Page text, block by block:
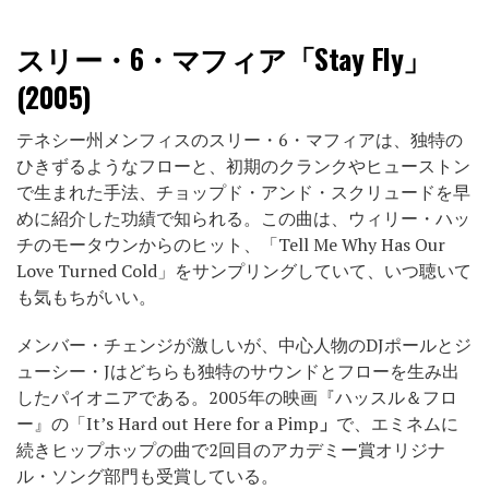
スリー・6・マフィア「Stay Fly」
(2005)
テネシー州メンフィスのスリー・6・マフィアは、独特の
ひきずるようなフローと、初期のクランクやヒューストン
で生まれた手法、チョップド・アンド・スクリュードを早
めに紹介した功績で知られる。この曲は、ウィリー・ハッ
チのモータウンからのヒット、「Tell Me Why Has Our
Love Turned Cold」をサンプリングしていて、いつ聴いて
も気もちがいい。
メンバー・チェンジが激しいが、中心人物のDJポールとジ
ューシー・Jはどちらも独特のサウンドとフローを生み出
したパイオニアである。2005年の映画『ハッスル＆フロ
ー』の「It’s Hard out Here for a Pimp 」 で、エミネムに
続きヒップホップの曲で2回目のアカデミー賞オリジナ
ル・ソング部門も受賞している。